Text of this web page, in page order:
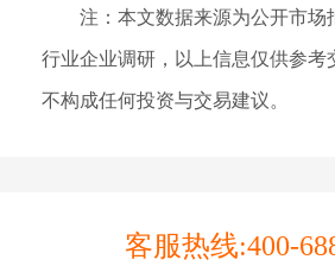
注：本文数据来源为公开市场
行业企业调研，以上信息仅供参考
不构成任何投资与交易建议。
客服热线:400-